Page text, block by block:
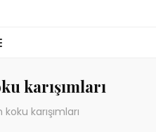
karışımları
karışımları